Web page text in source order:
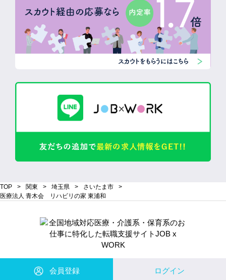
TOP 関東 埼玉県
さいたま市
医療法人 青木会 リハビリの家 東浦和
会員登録 ログイン
Copyright© 株式会社 Will Be コーポレーション All Rights Reserved.